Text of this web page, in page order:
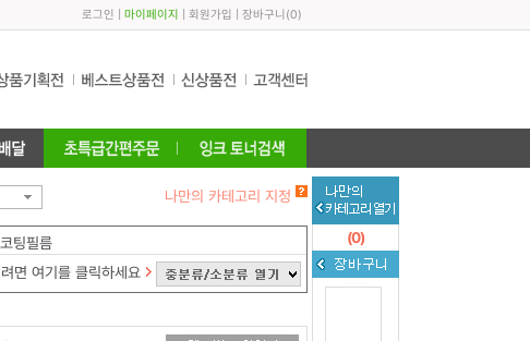
로그인 마이페이지 회원가입 장바구니 (0)
나만의 카테고리 지정
팅필름
면 여기를 클릭하세요
(0)